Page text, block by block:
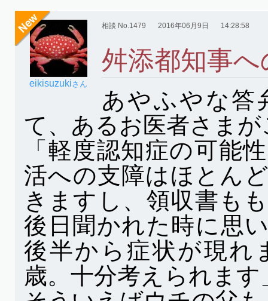
eikisuzukiさん
相談 No.1479 2016年06月9日 14:28:58
舛添都知事
あやふやな答
て、あるお医者さま
「軽度認知症の可能
活への支障はほとん
きますし、領収書も
後日聞かれた時に思
後半から症状が現れ
歳。十分考えられます